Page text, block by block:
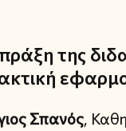
της
Σπανός,